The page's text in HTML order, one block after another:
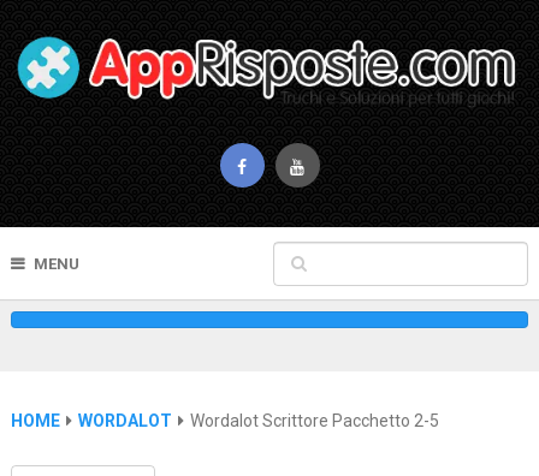
MENU
HOME WORDALOT Wordalot Scrittore Pacchetto 2-5